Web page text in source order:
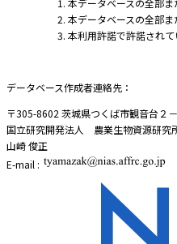
本データベースの全部
本データベースの全部
本利用許諾で許諾され
データベース作成者連絡先：
〒305-8602 茨城県つくば市観音台２
国立研究開発法人 農業生物資源研究
山崎 俊正
E-mail :